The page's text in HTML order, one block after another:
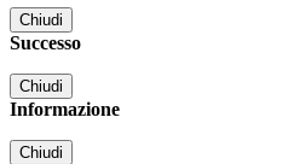
Chiudi
Successo
Chiudi
Informazione
Chiudi